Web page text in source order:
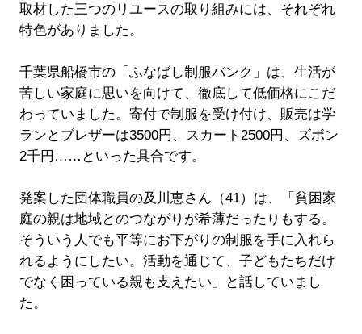
取材した三つのリユースの取り組みには、それぞれ
特色がありました。
千葉県船橋市の「ふなばし制服バンク」は、生活が
苦しい家庭に思いを向けて、徹底して低価格にこだ
わっていました。寄付で制服を受け付け、販売は学
ランとブレザーは3500円、スカート2500円、ズボン
2千円……といった具合です。
発案した団体職員の及川恵さん（41）は、「貧困家
庭の親は地域とのつながりが希薄だったりもする。
そういう人でも平等にお下がりの制服を手に入れら
れるようにしたい。活動を通じて、子どもたちだけ
でなく困っている親も支えたい」と話していまし
た。